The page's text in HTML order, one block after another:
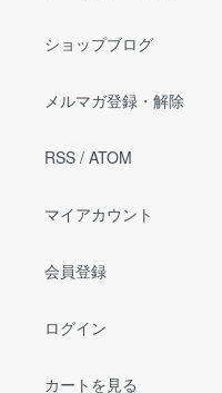
ショップブログ
メルマガ登録・解除
RSS / ATOM
マイアカウント
会員登録
ログイン
カートを見る